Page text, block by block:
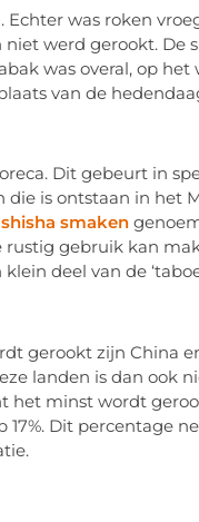
was roken
werd gerookt. De
was overal, op
van de
Dit gebeurt in
is ontstaan in het
shisha smaken
gebruik kan
deel van de
gerookt zijn China
landen is dan ook
het minst wordt
Dit percentage